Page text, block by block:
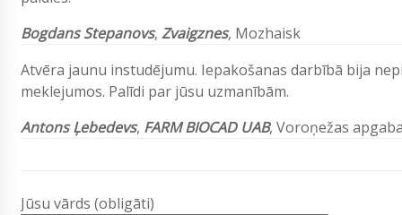
Bogdans Stepanovs, Zvaigznes, Mozhaisk
Atvēra jaunu instudējumu. Iepakošanas darbībā bija
meklejumos. Palīdi par jūsu uzmanībām.
Antons Ļebedevs, FARM BIOCAD UAB, Voroņežas
Jūsu vārds (obligāti)